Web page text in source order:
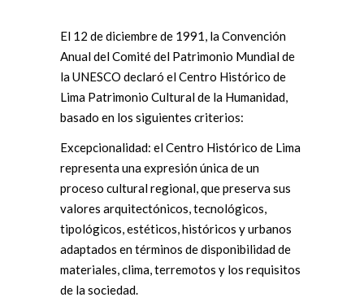
El 12 de diciembre de 1991, la Convención
Anual del Comité del Patrimonio Mundial de
la UNESCO declaró el Centro Histórico de
Lima Patrimonio Cultural de la Humanidad,
basado en los siguientes criterios:
Excepcionalidad: el Centro Histórico de Lima
representa una expresión única de un
proceso cultural regional, que preserva sus
valores arquitectónicos, tecnológicos,
tipológicos, estéticos, históricos y urbanos
adaptados en términos de disponibilidad de
materiales, clima, terremotos y los requisitos
de la sociedad.